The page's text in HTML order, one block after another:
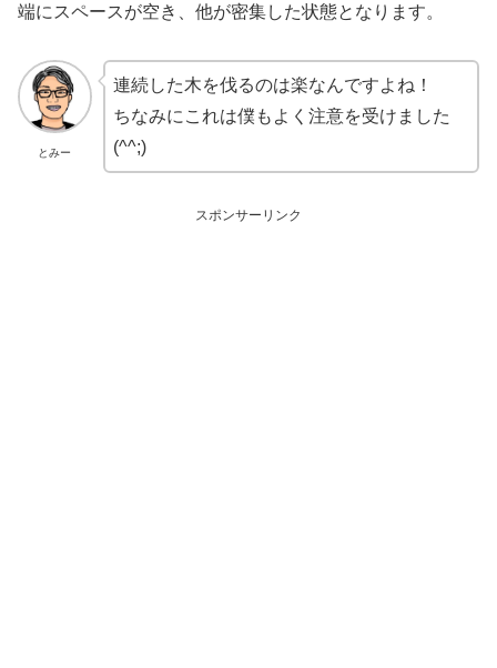
端にスペースが空き、他が密集した状態となります。
とみー
連続した木を伐るのは楽なんですよね！
ちなみにこれは僕もよく注意を受けました
(^^;)
スポンサーリンク